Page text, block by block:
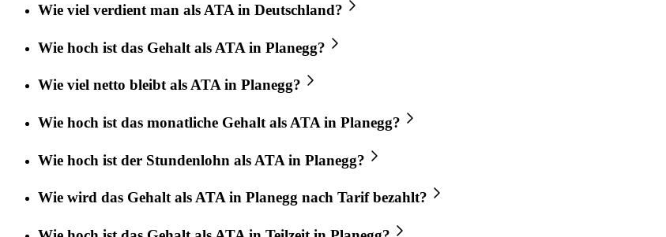
Wie viel verdient man als ATA in Deutschland?
Wie hoch ist das Gehalt als ATA in Planegg?
Wie viel netto bleibt als ATA in Planegg?
Wie hoch ist das monatliche Gehalt als ATA in Planegg?
Wie hoch ist der Stundenlohn als ATA in Planegg?
Wie wird das Gehalt als ATA in Planegg nach Tarif bezahlt?